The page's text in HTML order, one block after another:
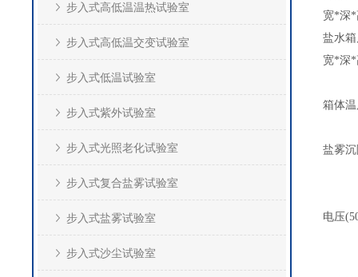
步入式高低温温热试验室
步入式高低温交变试验室
步入式低温试验室
步入式紫外试验室
步入式光照老化试验室
步入式复合盐雾试验室
步入式盐雾试验室
步入式沙尘试验室
宽*深*
盐水
宽*深*
箱体
盐雾
电压